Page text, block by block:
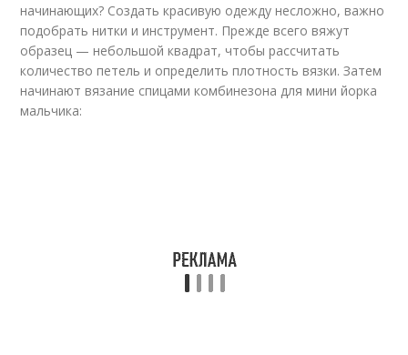
начинающих? Создать красивую одежду несложно, важно
подобрать нитки и инструмент. Прежде всего вяжут
образец — небольшой квадрат, чтобы рассчитать
количество петель и определить плотность вязки. Затем
начинают вязание спицами комбинезона для мини йорка
мальчика: